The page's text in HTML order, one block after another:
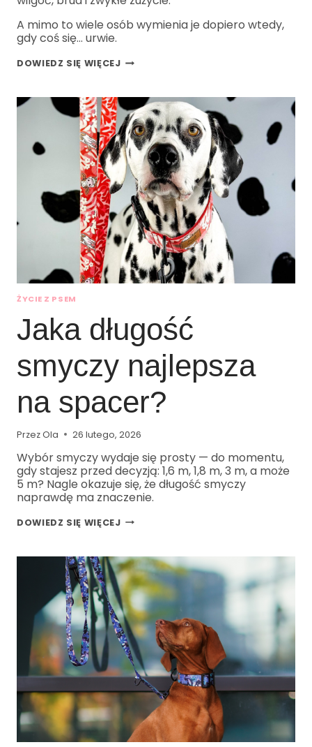
A mimo to wiele osób wymienia je dopiero wtedy,
gdy coś się… urwie.
DOWIEDZ SIĘ WIĘCEJ
ŻYCIE Z PSEM
Jaka długość
smyczy najlepsza
na spacer?
PrzezOla 26 lutego, 2026
Wybór smyczy wydaje się prosty — do momentu,
gdy stajesz przed decyzją: 1,6 m, 1,8 m, 3 m, a może
5 m? Nagle okazuje się, że długość smyczy
naprawdę ma znaczenie.
DOWIEDZ SIĘ WIĘCEJ